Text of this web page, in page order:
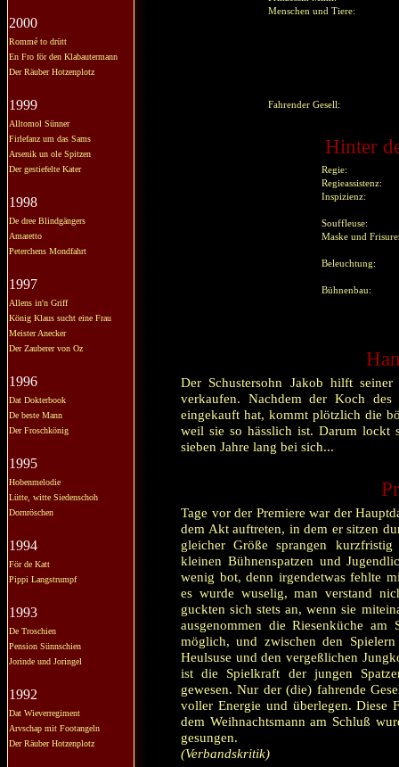
2000
Rommé to drütt
En Fro för den Klabautermann
Der Räuber Hotzenplotz
1999
Alltomol Sünner
Firlefanz um das Sams
Arsenik un ole Spitzen
Der gestiefelte Kater
1998
De dree Blindgängers
Amaretto
Peterchens Mondfahrt
1997
Allens in'n Griff
König Klaus sucht eine Frau
Meister Anecker
Der Zauberer von Oz
1996
Dat Dokterbook
De beste Mann
Der Froschkönig
1995
Hobenmelodie
Lütte, witte Siedenschoh
Dornröschen
1994
För de Katt
Pippi Langstrumpf
1993
De Troschien
Pension Sünnschien
Jorinde und Joringel
1992
Dat Wieverregiment
Arvschap mit Footangeln
Der Räuber Hotzenplotz
Menschen und Tiere:
Fahrender Gesell:
Hinter
Regie:
Regieassistenz:
Inspizienz:
Souffleuse:
Maske und
Beleuchtung:
Bühnenbau:
Der Schustersohn Jakob hilft
verkaufen. Nachdem der Koch
eingekauft hat, kommt plötzlich die
weil sie so hässlich ist. Darum lockt
sieben Jahre lang bei sich...
Tage vor der Premiere war der
dem Akt auftreten, in dem er sitzen
gleicher Größe sprangen
kleinen Bühnenspatzen und
wenig bot, denn irgendetwas fehlte
es wurde wuselig, man verstand
guckten sich stets an, wenn sie
ausgenommen die Riesenküche
möglich, und zwischen den
Heulsuse und den vergeßlichen
ist die Spielkraft der jungen
gewesen. Nur der (die) fahrende
voller Energie und überlegen.
dem Weihnachtsmann am Schluß
gesungen.
(Verbandskritik)